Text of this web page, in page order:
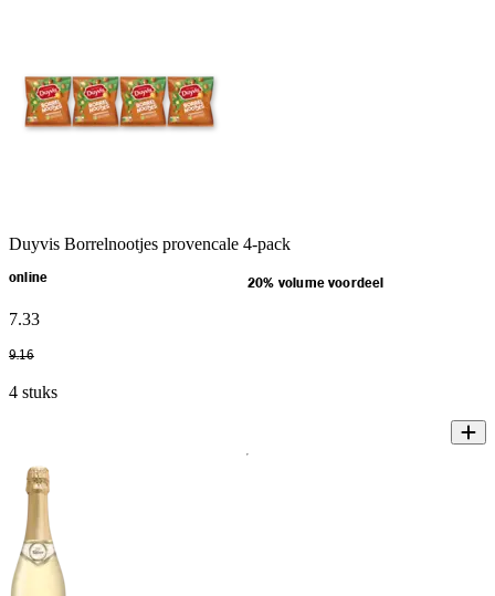
Duyvis Borrelnootjes provencale 4-pack
online 20% volume voordeel
7.33
9.16
4 stuks